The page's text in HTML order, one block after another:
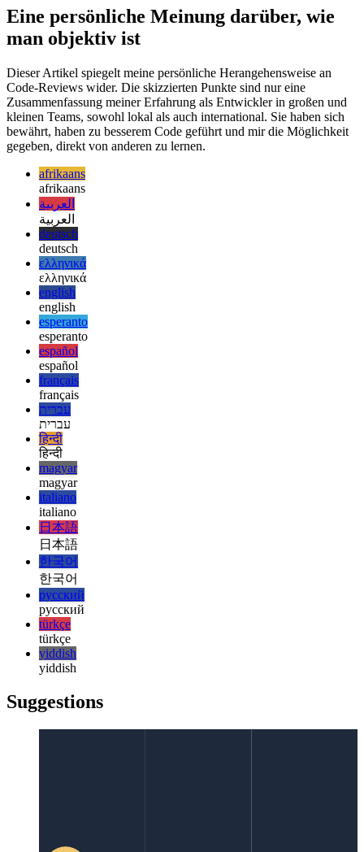
und bemühen Sie sich zu verstehen, worauf eine Bewertung
hinweist, um das Gesamtbild besser zu verstehen.
man objektiv ist
Dieser Artikel spiegelt meine persönliche Herangehensweise an
Code-Reviews wider. Die skizzierten Punkte sind nur eine
Zusammenfassung meiner Erfahrung als Entwickler in großen und
bewährt, haben zu besserem Code geführt und mir die Möglichkeit
gegeben, direkt von anderen zu lernen.
afrikaans
afrikaans
العربية
العربية
deutsch
deutsch
ελληνικά
ελληνικά
english
english
esperanto
esperanto
español
español
français
français
עברית
עברית
हिन्दी
हिन्दी
magyar
magyar
italiano
italiano
日本語
日本語
한국어
한국어
русский
русский
türkçe
yiddish
yiddish